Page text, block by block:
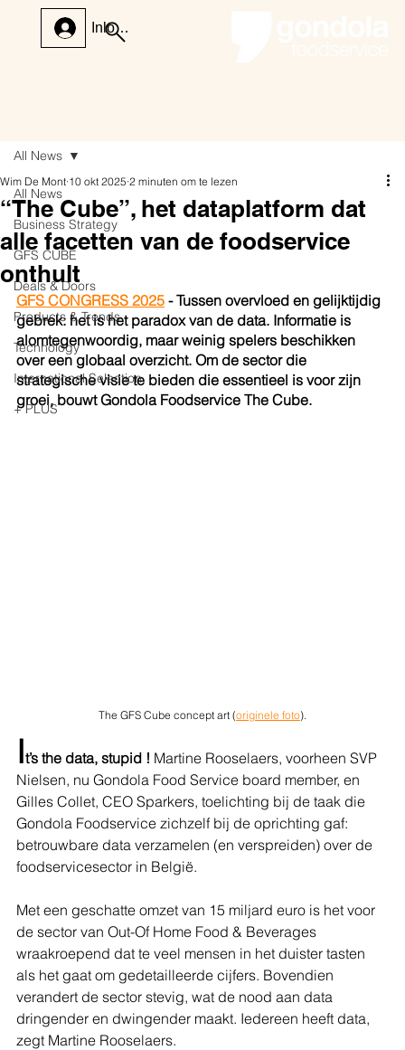
Inloggen
All News
Business Strategy
GFS CUBE
Deals & Doors
Products & Trends
Technology
International Selection
+ PLUS
All News
“The Cube”, het dataplatform dat
alle facetten van de foodservice
onthult
Wim De Mont 10 okt 2025 2 minuten om te lezen
GFS CONGRESS 2025 - Tussen overvloed en gelijktijdig
gebrek: het is het paradox van de data. Informatie is
alomtegenwoordig, maar weinig spelers beschikken
over een globaal overzicht. Om de sector die
strategische visie te bieden die essentieel is voor zijn
groei, bouwt Gondola Foodservice The Cube.
The GFS Cube concept art (originele foto).
It’s the data, stupid ! Martine Rooselaers, voorheen SVP
Nielsen, nu Gondola Food Service board member, en
Gilles Collet, CEO Sparkers, toelichting bij de taak die
Gondola Foodservice zichzelf bij de oprichting gaf:
betrouwbare data verzamelen (en verspreiden) over de
foodservicesector in België.
Met een geschatte omzet van 15 miljard euro is het voor
de sector van Out-Of Home Food & Beverages
wraakroepend dat te veel mensen in het duister tasten
als het gaat om gedetailleerde cijfers. Bovendien
verandert de sector stevig, wat de nood aan data
dringender en dwingender maakt. Iedereen heeft data,
zegt Martine Rooselaers.